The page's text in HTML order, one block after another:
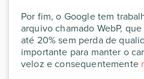
Por fim, o Google tem
arquivo chamado WebP,
até 20% sem perda de
importante para manter o
veloz e consequentemente